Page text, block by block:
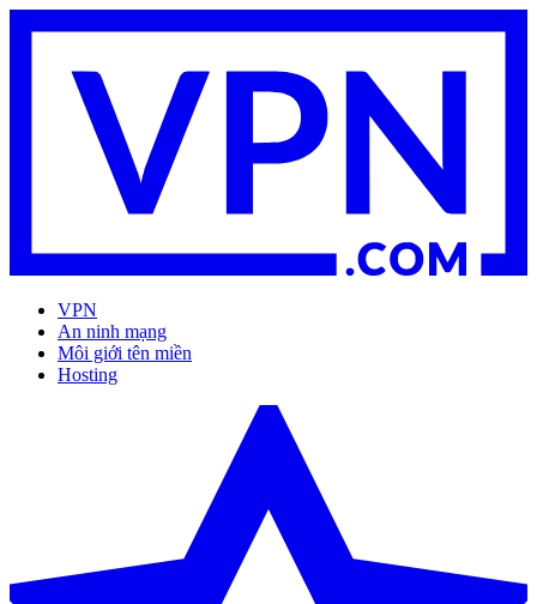
VPN
An ninh mạng
Môi giới tên miền
Hosting